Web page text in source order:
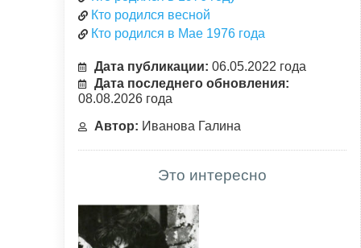
Кто родился весной
Кто родился в Мае 1976 года
Дата публикации: 06.05.2022 года
Дата последнего обновления:
08.08.2026 года
Автор: Иванова Галина
Это интересно